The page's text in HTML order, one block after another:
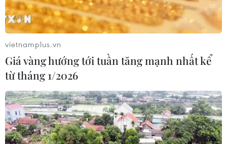
Xem thêm
Tổng Biên tập: TRẦN TIẾN DUẨN
Phó Tổng Biên tập: NGUYỄN THỊ TÁM, KHÚC THANH
THỦY
vietnamplus.vn
Giá vàng hướng tới tuần tăng mạnh nhất kể
từ tháng 1/2026